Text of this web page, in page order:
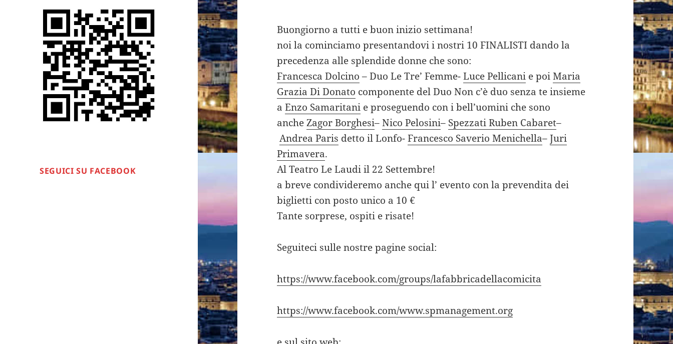
SEGUICI SU FACEBOOK
Buongiorno a tutti e buon inizio settimana!
noi la cominciamo presentandovi i nostri 10 FINALISTI dando la
precedenza alle splendide donne che sono:
Francesca Dolcino – Duo Le Tre’ Femme-Luce Pellicani e poiMaria
Grazia Di Donato componente del Duo Non c’è duo senza te insieme
aEnzo Samaritani e proseguendo con i bell’uomini che sono
ancheZagor Borghesi–Nico Pelosini– Spezzati Ruben Cabaret–
Andrea Paris detto il Lonfo-Francesco Saverio Menichella–Juri
Primavera.
Al Teatro Le Laudi il 22 Settembre!
a breve condivideremo anche qui l’ evento con la prevendita dei
biglietti con posto unico a 10 €
Tante sorprese, ospiti e risate!
Seguiteci sulle nostre pagine social:
https://www.facebook.com/groups/lafabbricadellacomicita
https://www.facebook.com/www.spmanagement.org